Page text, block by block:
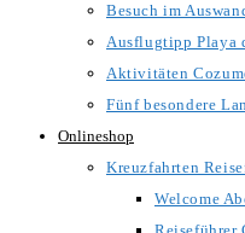
Besuch im
Ausflugtipp Playa
Aktivitäten
Fünf besondere
Onlineshop
Kreuzfahrten
Welcome